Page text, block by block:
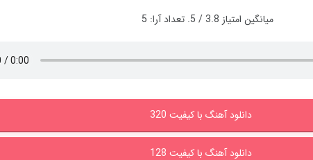
میانگین امتیاز 3.8 / 5. تعداد آرا: 5
دانلود آهنگ با کیفیت 320
دانلود آهنگ با کیفیت 128